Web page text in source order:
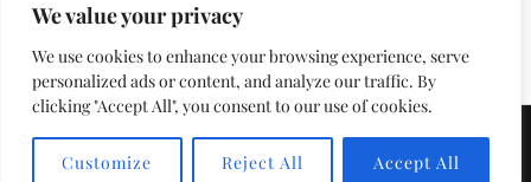
We value your privacy
We use cookies to enhance your browsing experience, serve
personalized ads or content, and analyze our traffic. By
clicking "Accept All", you consent to our use of cookies.
Customize Reject All Accept All
anita.ward@kau.se
DRIVS MED WORDPRESS & TEMA AV ANDERS NORÉN